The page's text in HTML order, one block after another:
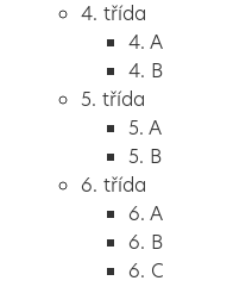
4. třída
4. A
4. B
5. třída
5. A
5. B
6. třída
6. A
6. B
6. C